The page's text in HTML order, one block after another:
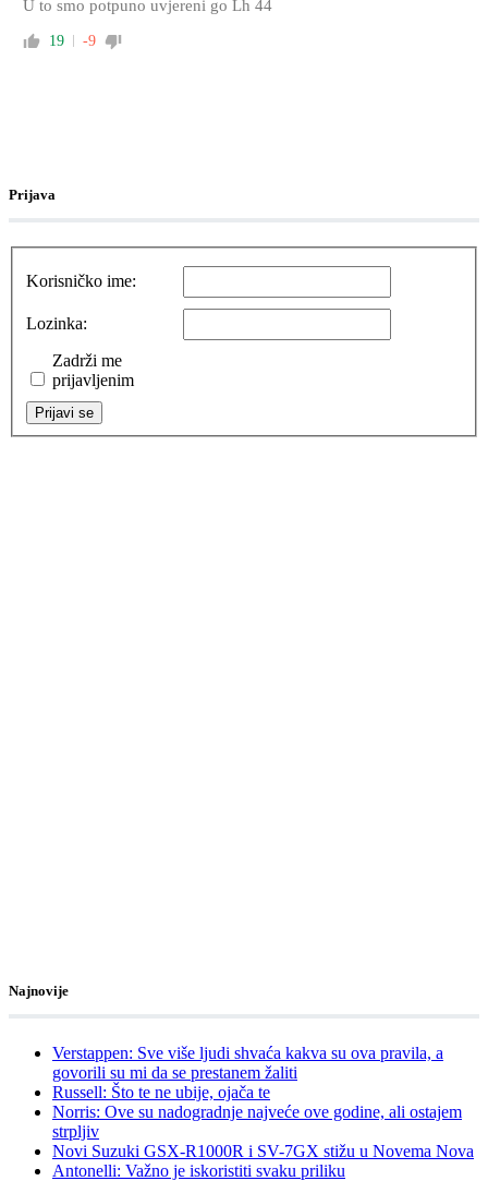
U to smo potpuno uvjereni go Lh 44
19 -9
Prijava
Korisničko ime:
Lozinka:
Zadrži me
prijavljenim
Prijavi se
Najnovije
Verstappen: Sve više ljudi shvaća kakva su ova pravila, a
govorili su mi da se prestanem žaliti
Russell: Što te ne ubije, ojača te
Norris: Ove su nadogradnje najveće ove godine, ali ostajem
strpljiv
Novi Suzuki GSX-R1000R i SV-7GX stižu u Novema Nova
Antonelli: Važno je iskoristiti svaku priliku